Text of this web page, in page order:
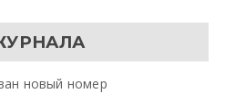
новый номер